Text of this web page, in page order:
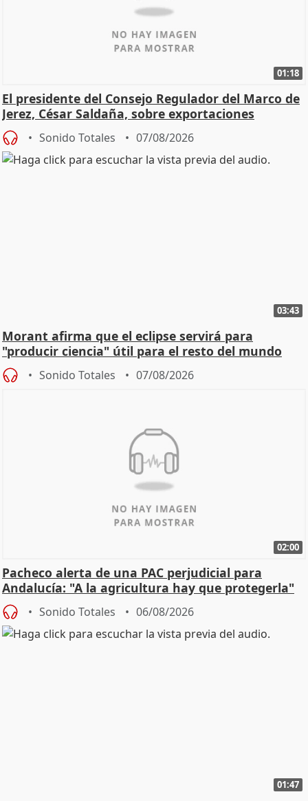
01:18
El presidente del Consejo Regulador del Marco de
Jerez, César Saldaña, sobre exportaciones
Sonido Totales 07/08/2026
03:43
Morant afirma que el eclipse servirá para
"producir ciencia" útil para el resto del mundo
Sonido Totales 07/08/2026
02:00
Pacheco alerta de una PAC perjudicial para
Andalucía: "A la agricultura hay que protegerla"
Sonido Totales 06/08/2026
01:47